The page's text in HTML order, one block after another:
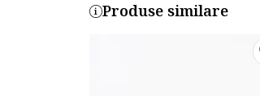
Produse similare